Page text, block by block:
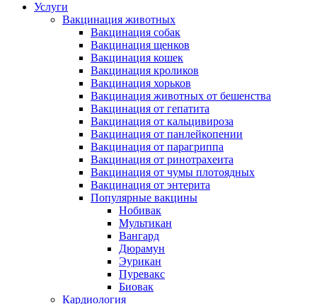
Услуги
Вакцинация животных
Вакцинация собак
Вакцинация щенков
Вакцинация кошек
Вакцинация кроликов
Вакцинация хорьков
Вакцинация животных от бешенства
Вакцинация от гепатита
Вакцинация от кальцивироза
Вакцинация от панлейкопении
Вакцинация от парагриппа
Вакцинация от ринотрахеита
Вакцинация от чумы плотоядных
Вакцинация от энтерита
Популярные вакцины
Нобивак
Мультикан
Вангард
Дюрамун
Эурикан
Пуревакс
Биовак
Кардиология